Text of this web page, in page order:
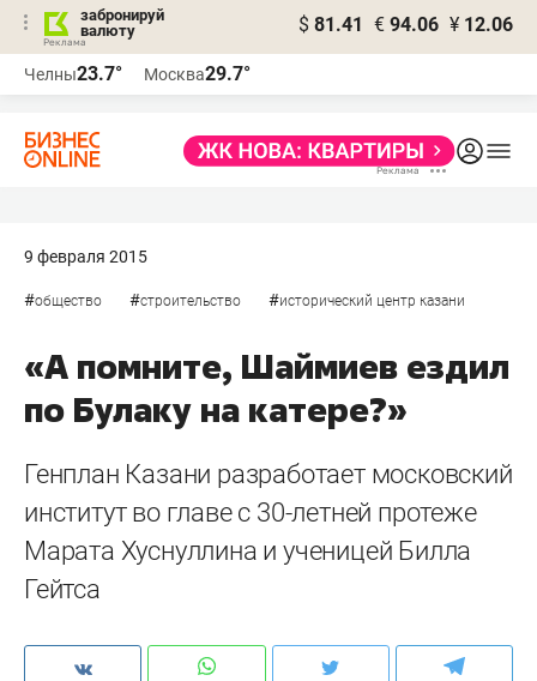
забронируй
валюту
$ 81.41 € 94.06 ¥ 12.06
Челны23.7° Москва29.7°
9 февраля 2015
#общество #строительство #исторический центр казани
«А помните, Шаймиев ездил
по Булаку на катере?»
Генплан Казани разработает московский
институт во главе с 30-летней протеже
Марата Хуснуллина и ученицей Билла
Гейтса